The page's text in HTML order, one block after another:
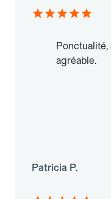
agréable.
Patricia P.